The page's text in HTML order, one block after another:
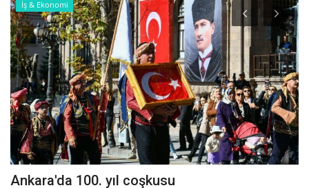
İş & Ekonomi
Ankara'da 100. yıl coşkusu